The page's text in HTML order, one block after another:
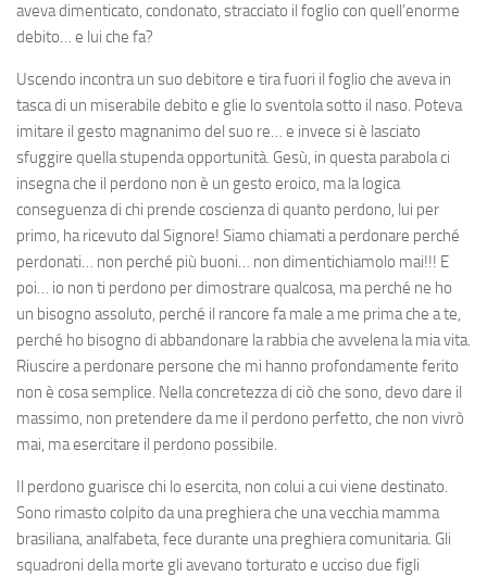
aveva dimenticato, condonato, stracciato il foglio con quell’enorme
debito… e lui che fa?
Uscendo incontra un suo debitore e tira fuori il foglio che aveva in
tasca di un miserabile debito e glie lo sventola sotto il naso. Poteva
imitare il gesto magnanimo del suo re… e invece si è lasciato
sfuggire quella stupenda opportunità. Gesù, in questa parabola ci
insegna che il perdono non è un gesto eroico, ma la logica
conseguenza di chi prende coscienza di quanto perdono, lui per
primo, ha ricevuto dal Signore! Siamo chiamati a perdonare perché
perdonati… non perché più buoni… non dimentichiamolo mai!!! E
poi… io non ti perdono per dimostrare qualcosa, ma perché ne ho
un bisogno assoluto, perché il rancore fa male a me prima che a te,
perché ho bisogno di abbandonare la rabbia che avvelena la mia vita.
Riuscire a perdonare persone che mi hanno profondamente ferito
non è cosa semplice. Nella concretezza di ciò che sono, devo dare il
massimo, non pretendere da me il perdono perfetto, che non vivrò
mai, ma esercitare il perdono possibile.
Il perdono guarisce chi lo esercita, non colui a cui viene destinato.
Sono rimasto colpito da una preghiera che una vecchia mamma
brasiliana, analfabeta, fece durante una preghiera comunitaria. Gli
squadroni della morte gli avevano torturato e ucciso due figli